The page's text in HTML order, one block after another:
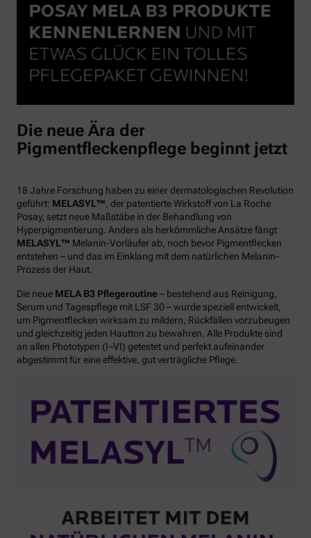
Die neue Ära der
Pigmentfleckenpflege beginnt jetzt
18 Jahre Forschung haben zu einer dermatologischen Revolution
geführt: MELASYL™ , der patentierte Wirkstoff von La Roche
Posay, setzt neue Maßstäbe in der Behandlung von
Hyperpigmentierung. Anders als herkömmliche Ansätze fängt
MELASYL™ Melanin-Vorläufer ab, noch bevor Pigmentflecken
entstehen – und das im Einklang mit dem natürlichen Melanin-
Prozess der Haut.
Die neue MELA B3 Pflegeroutine– bestehend aus Reinigung,
Serum und Tagespflege mit LSF 30 – wurde speziell entwickelt,
um Pigmentflecken wirksam zu mildern, Rückfällen vorzubeugen
und gleichzeitig jeden Hautton zu bewahren. Alle Produkte sind
an allen Phototypen (I–VI) getestet und perfekt aufeinander
abgestimmt für eine effektive, gut verträgliche Pflege.